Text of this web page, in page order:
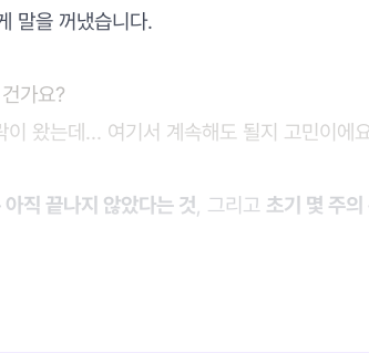
말을 꺼냈습니다.
가요?
이 왔는데… 여기서 계속해도 될지 고민이에
아직 끝나지 않았다는 것, 그리고 초기 몇 주